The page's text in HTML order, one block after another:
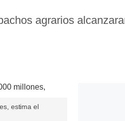
agrarios
estima el